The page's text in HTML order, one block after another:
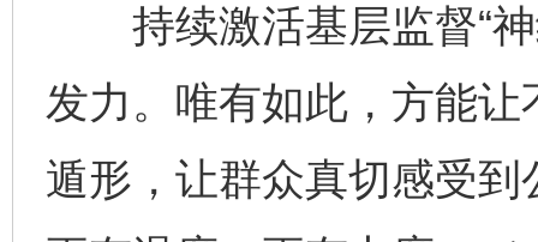
持续激活基层监督“神
发力。唯有如此，方能
遁形，让群众真切感受